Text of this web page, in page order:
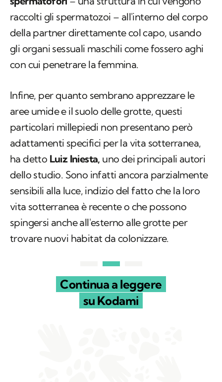
raccolti gli spermatozoi – all'interno del corpo
della partner direttamente col capo, usando
gli organi sessuali maschili come fossero aghi
con cui penetrare la femmina.
Infine, per quanto sembrano apprezzare le
aree umide e il suolo delle grotte, questi
particolari millepiedi non presentano però
adattamenti specifici per la vita sotterranea,
ha detto Luiz Iniesta, uno dei principali autori
dello studio. Sono infatti ancora parzialmente
sensibili alla luce, indizio del fatto che la loro
vita sotterranea è recente o che possono
spingersi anche all'esterno alle grotte per
trovare nuovi habitat da colonizzare.
Continua a leggere
su Kodami